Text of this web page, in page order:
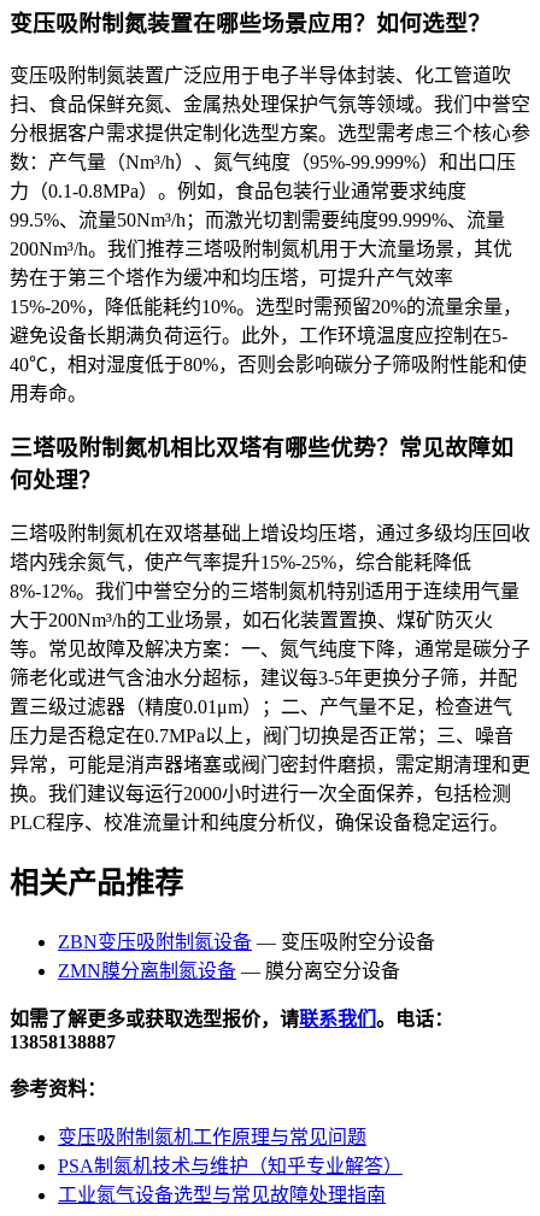
变压吸附制氮装置在哪些场景应用？如何选型？
变压吸附制氮装置广泛应用于电子半导体封装、化工管道吹
扫、食品保鲜充氮、金属热处理保护气氛等领域。我们中誉空
分根据客户需求提供定制化选型方案。选型需考虑三个核心参
数：产气量（Nm³/h）、氮气纯度（95%-99.999%）和出口压
力（0.1-0.8MPa）。例如，食品包装行业通常要求纯度
99.5%、流量50Nm³/h；而激光切割需要纯度99.999%、流量
200Nm³/h。我们推荐三塔吸附制氮机用于大流量场景，其优
势在于第三个塔作为缓冲和均压塔，可提升产气效率
15%-20%，降低能耗约10%。选型时需预留20%的流量余量，
避免设备长期满负荷运行。此外，工作环境温度应控制在5-
40℃，相对湿度低于80%，否则会影响碳分子筛吸附性能和使
用寿命。
三塔吸附制氮机相比双塔有哪些优势？常见故障如
何处理？
三塔吸附制氮机在双塔基础上增设均压塔，通过多级均压回收
塔内残余氮气，使产气率提升15%-25%，综合能耗降低
8%-12%。我们中誉空分的三塔制氮机特别适用于连续用气量
大于200Nm³/h的工业场景，如石化装置置换、煤矿防灭火
等。常见故障及解决方案：一、氮气纯度下降，通常是碳分子
筛老化或进气含油水分超标，建议每3-5年更换分子筛，并配
置三级过滤器（精度0.01μm）；二、产气量不足，检查进气
压力是否稳定在0.7MPa以上，阀门切换是否正常；三、噪音
异常，可能是消声器堵塞或阀门密封件磨损，需定期清理和更
换。我们建议每运行2000小时进行一次全面保养，包括检测
PLC程序、校准流量计和纯度分析仪，确保设备稳定运行。
相关产品推荐
ZBN变压吸附制氮设备 — 变压吸附空分设备
ZMN膜分离制氮设备 — 膜分离空分设备
如需了解更多或获取选型报价，请联系我们 。电话：
13858138887
参考资料：
变压吸附制氮机工作原理与常见问题
PSA制氮机技术与维护（知乎专业解答）
工业氮气设备选型与常见故障处理指南